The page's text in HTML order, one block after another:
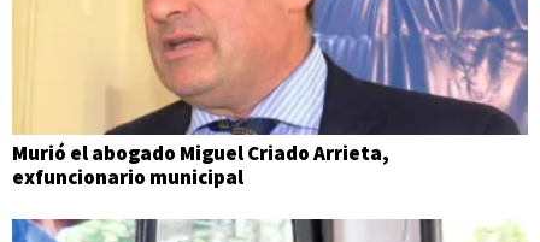
Murió el abogado Miguel Criado Arrieta,
exfuncionario municipal